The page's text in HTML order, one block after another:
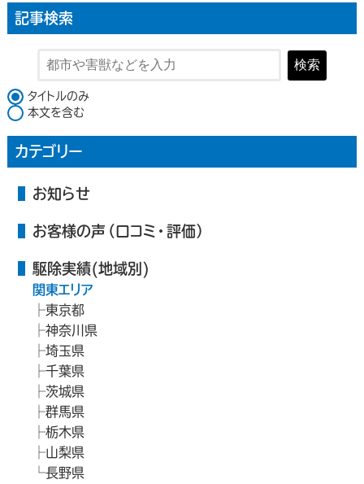
記事検索
検索
検索対象
タイトルのみ
本文を含む
カテゴリー
お知らせ
お客様の声（口コミ・評価）
駆除実績(地域別)
関東エリア
東京都
神奈川県
埼玉県
千葉県
茨城県
群馬県
栃木県
山梨県
長野県